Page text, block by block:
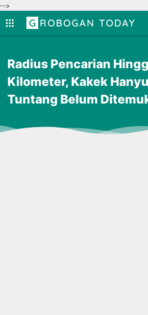
-->
GROBOGAN TODAY
Radius Pencarian
Kilometer, Kakek
Tuntang Belum